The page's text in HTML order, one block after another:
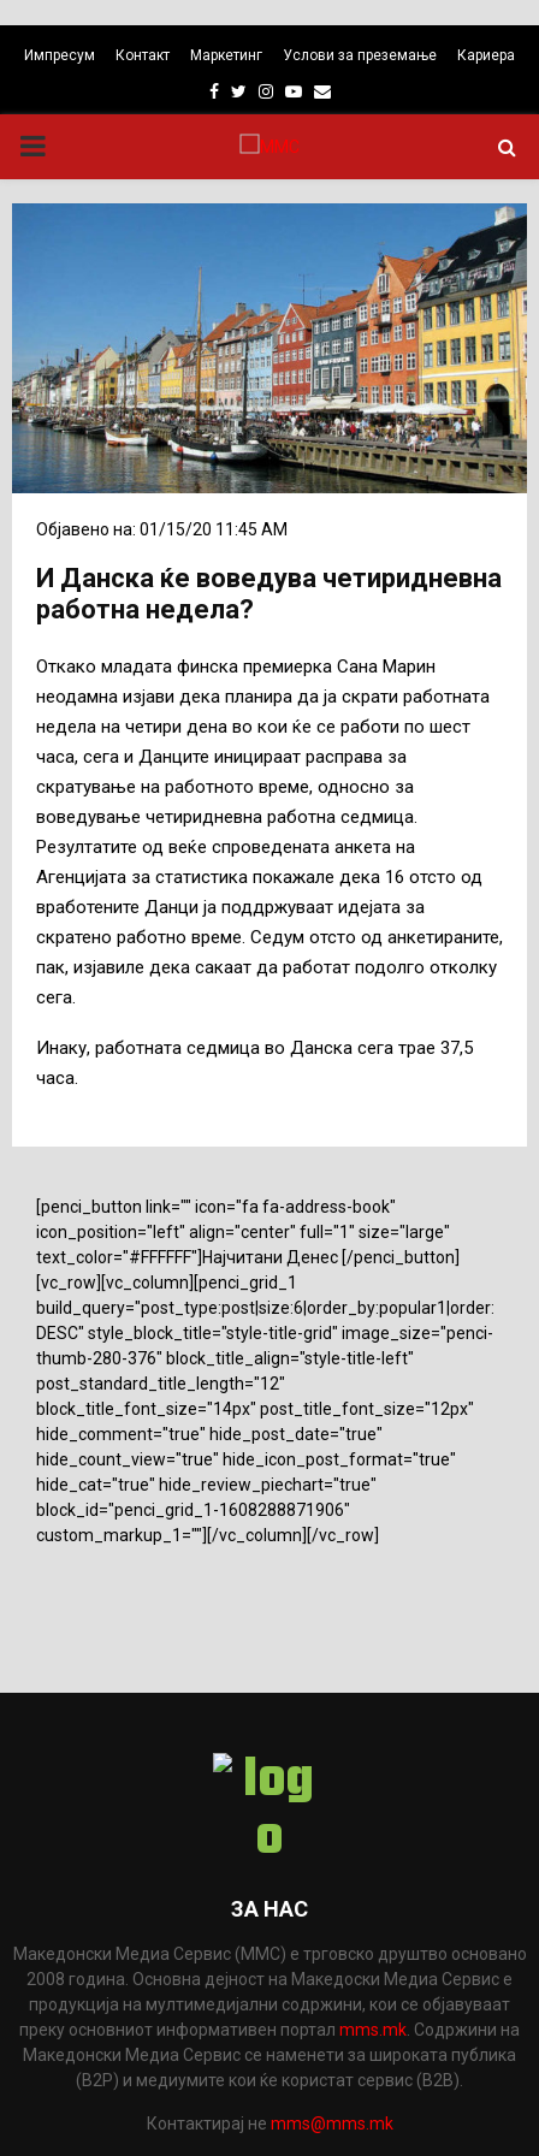
Импресум Контакт Маркетинг Услови за преземање Кариера
Facebook
TwitterInstagram
Youtube
Email
PRIMARY
MENU
Објавено на: 01/15/20 11:45 AM
И Данска ќе воведува четиридневна
работна недела?
Откако младата финска премиерка Сана Марин
неодамна изјави дека планира да ја скрати работната
недела на четири дена во кои ќе се работи по шест
часа, сега и Данците иницираат расправа за
скратување на работното време, односно за
воведување четиридневна работна седмица.
Резултатите од веќе спроведената анкета на
Агенцијата за статистика покажале дека 16 отсто од
вработените Данци ја поддржуваат идејата за
скратено работно време. Седум отсто од анкетираните,
пак, изјавиле дека сакаат да работат подолго отколку
сега.
Инаку, работната седмица во Данска сега трае 37,5
часа.
[penci_button link="" icon="fa fa-address-book"
icon_position="left" align="center" full="1" size="large"
text_color="#FFFFFF"]Најчитани Денес [/penci_button]
[vc_row][vc_column][penci_grid_1
build_query="post_type:post|size:6|order_by:popular1|order:
DESC" style_block_title="style-title-grid" image_size="penci-
thumb-280-376" block_title_align="style-title-left"
post_standard_title_length="12"
block_title_font_size="14px" post_title_font_size="12px"
hide_comment="true" hide_post_date="true"
hide_count_view="true" hide_icon_post_format="true"
hide_cat="true" hide_review_piechart="true"
block_id="penci_grid_1-1608288871906"
custom_markup_1=""][/vc_column][/vc_row]
ЗА НАС
Македонски Медиа Сервис (ММС) е трговско друштво основано
2008 година. Основна дејност на Македоски Медиа Сервис е
продукција на мултимедијални содржини, кои се објавуваат
преку основниот информативен портал mms.mk . Содржини на
Македонски Медиа Сервис се наменети за широката публика
(B2P) и медиумите кои ќе користат сервис (B2B).
Контактирај не mms@mms.mk